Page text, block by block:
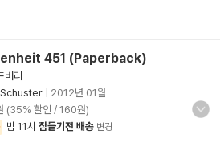
451 (Paperback)
버리
2012년 01월
(35% 할인 / 160원)
밤 11시 잠들기전 배송 변경